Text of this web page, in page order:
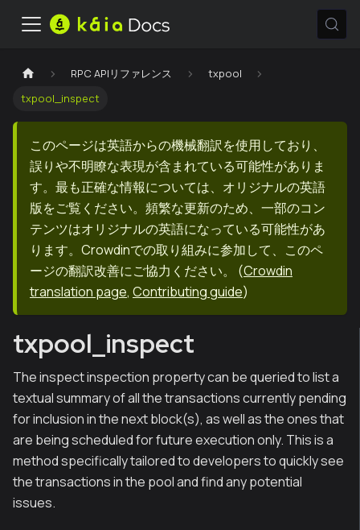
RPC APIリファレンス
txpool
txpool_inspect
このページは英語からの機械翻訳を使用しており、
誤りや不明瞭な表現が含まれている可能性がありま
す。最も正確な情報については、オリジナルの英語
版をご覧ください。頻繁な更新のため、一部のコン
テンツはオリジナルの英語になっている可能性があ
ります。Crowdinでの取り組みに参加して、このペ
ージの翻訳改善にご協力ください。
(Crowdin
translation page, Contributing guide)
txpool_inspect
The inspect inspection property can be queried to list a
textual summary of all the transactions currently pending
for inclusion in the next block(s), as well as the ones that
are being scheduled for future execution only. This is a
method specifically tailored to developers to quickly see
the transactions in the pool and find any potential
issues.